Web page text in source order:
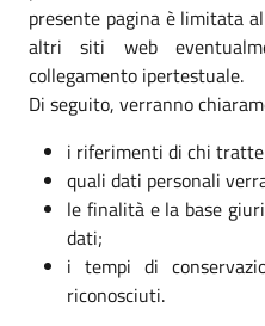
presente pagina è limitata
altri siti web
collegamento ipertestuale.
Di seguito, verranno
i riferimenti di chi
quali dati personali
le finalità e la base
dati;
i tempi di
riconosciuti.